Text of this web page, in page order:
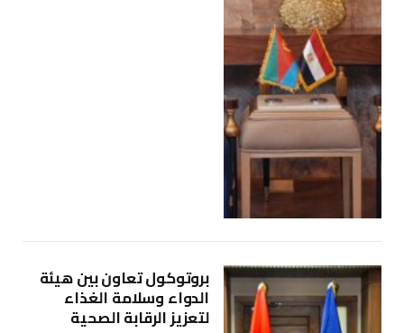
بروتوكول تعاون بين هيئة
الدواء وسلامة الغذاء
لتعزيز الرقابة الصحية